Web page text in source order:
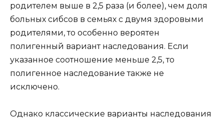
родителем выше в 2,5 раза (и более), чем доля
больных сибсов в семьях с двумя здоровыми
родителями, то особенно вероятен
полигенный вариант наследования. Если
указанное соотношение меньше 2,5, то
полигенное наследование также не
исключено.
Однако классические варианты наследования